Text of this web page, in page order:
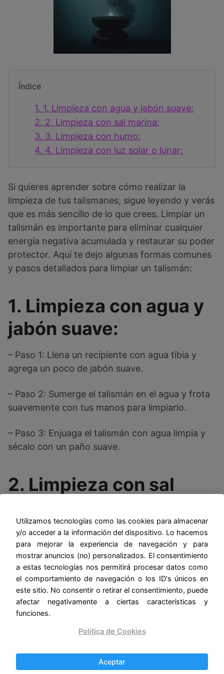
Índice
1. 1. Limpieza con agua y jabón suave:
2. 2. Limpieza con sal marina:
3. 3. Limpieza con humo:
4. 4. Limpieza con luz solar o lunar:
Si quieres aprender sobre cómo realizar la
limpieza de tus talismanes, sigue leyendo y verás
que es más sencillo de lo que crees. Limpiar un
talismán es importante para eliminar cualquier
energía negativa acumulada y restaurar su poder
protector. Aquí te dejo algunas formas comunes
y pasos detallados para limpiar un talismán:
1. Limpieza con agua y
jabón suave:
– Paso 1: Llena un recipiente con agua tibia y
agrega un poco de jabón suave.
– Paso 2: Sumerge el talismán en el agua y frota
suavemente con tus manos para limpiarlo.
– Paso 3: Enjuaga el talismán con agua limpia y
sécalo con un paño suave.
2. Limpieza con sal
– Paso 1: Coloca sal marina en un recipiente y
coloca el talismán encima de la sal.
– Paso 2: Deja que el talismán repose sobre la sal
durante varias horas o toda la noche.
– Paso 3: Retira el talismán de la sal y sacúdelo
3. Limpieza
Utilizamos tecnologías como las cookies para almacenar
y/o acceder a la información del dispositivo. Lo hacemos
para mejorar la experiencia de navegación y para
mostrar anuncios (no) personalizados. El consentimiento
a estas tecnologías nos permitirá procesar datos como
el comportamiento de navegación o los ID's únicos en
este sitio. No consentir o retirar el consentimiento, puede
afectar negativamente a ciertas características y
funciones.
Política de Cookies
Aceptar